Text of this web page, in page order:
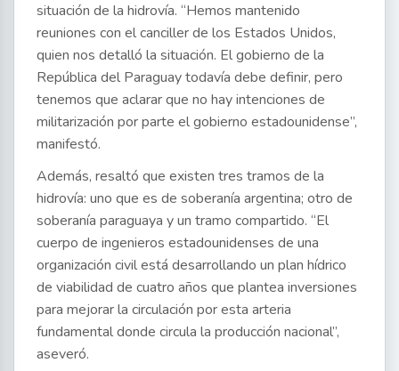
situación de la hidrovía. “Hemos mantenido
reuniones con el canciller de los Estados Unidos,
quien nos detalló la situación. El gobierno de la
República del Paraguay todavía debe definir, pero
tenemos que aclarar que no hay intenciones de
militarización por parte el gobierno estadounidense”,
manifestó.
Además, resaltó que existen tres tramos de la
hidrovía: uno que es de soberanía argentina; otro de
soberanía paraguaya y un tramo compartido. “El
cuerpo de ingenieros estadounidenses de una
organización civil está desarrollando un plan hídrico
de viabilidad de cuatro años que plantea inversiones
para mejorar la circulación por esta arteria
fundamental donde circula la producción nacional”,
aseveró.